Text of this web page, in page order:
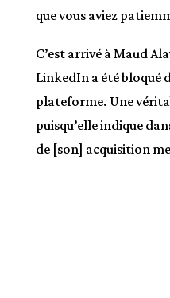
que vous aviez
C’est arrivé à Maud
LinkedIn a été bloqué
plateforme. Une
puisqu’elle indique
de [son] acquisition